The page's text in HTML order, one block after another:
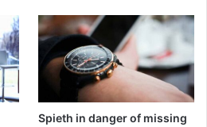
Spieth in danger of missing